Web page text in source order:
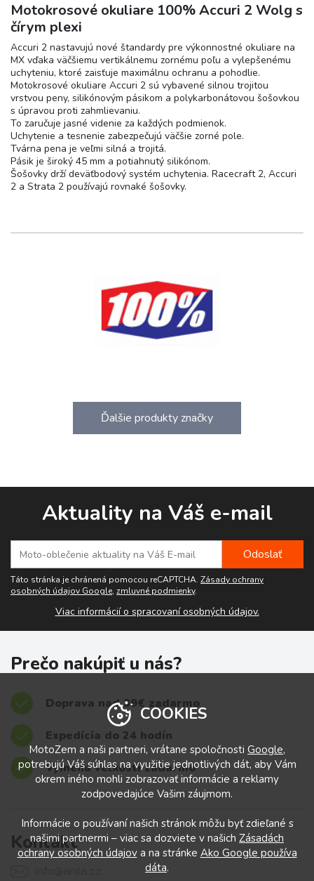
Motokrosové okuliare 100% Accuri 2 Wolg s
čírym plexi
Accuri 2 nastavujú nové štandardy pre výkonnostné okuliare na
MX vďaka väčšiemu vertikálnemu zornému poľu a vylepšenému
uchyteniu, ktoré zaisťuje maximálnu ochranu a pohodlie.
Motokrosové okuliare Accuri 2 sú vybavené silnou trojitou
vrstvou peny, silikónovým pásikom a polykarbonátovou šošovkou
s úpravou proti zahmlievaniu.
To zaručuje jasné videnie za každých podmienok.
Uchytenie a tesnenie zabezpečujú väčšie zorné pole.
Tvárna pena je veľmi silná a trojitá.
Pásik je široký 45 mm a potiahnutý silikónom.
Šošovky drží deväťbodový systém uchytenia. Racecraft 2, Accuri
2 a Strata 2 používajú rovnaké šošovky.
Ďalšie produkty značky
Aktuality na Váš e-mail
Táto stránka je chránená pomocou reCAPTCHA. Zásady ochrany
osobných údajov Google, zmluvné podmienky.
Viac informácií o spracovaní osobných údajov.
Prečo nakúpiť u nás?
Doprava nad 39€ zadarmo
Expedícia do 24 hodín
Výmena veľkostí zadarmo
Kontakt
COOKIES
MotoZem a naši partneri, vrátane spoločnosti Google,
potrebujú Váš súhlas na využitie jednotlivých dát, aby Vám
okrem iného mohli zobrazovať informácie a reklamy
zodpovedajúce Vašim záujmom.
Informácie o používaní našich stránok môžu byť zdieľané s
našimi partnermi – viac sa dozviete v našich Zásadách
ochrany osobných údajova na stránke Ako Google používa
dáta.